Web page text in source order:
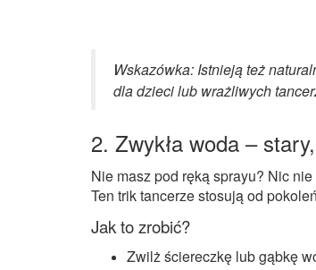
Wskazówka: Istnieją też
dla dzieci lub wrażliwych
2. Zwykła woda –
Nie masz pod ręką sprayu? Nic
Ten trik tancerze stosują od
Jak to zrobić?
Zwilż ściereczkę lub gąbkę